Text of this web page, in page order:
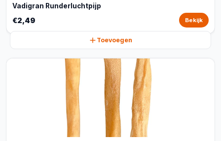
Vadigran Runderluchtpijp
€2,49 Bekijk
Toevoegen